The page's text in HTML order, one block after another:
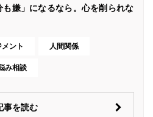
嫌」になるなら。心を削られな
ント 人間関係
み相談
事を読む